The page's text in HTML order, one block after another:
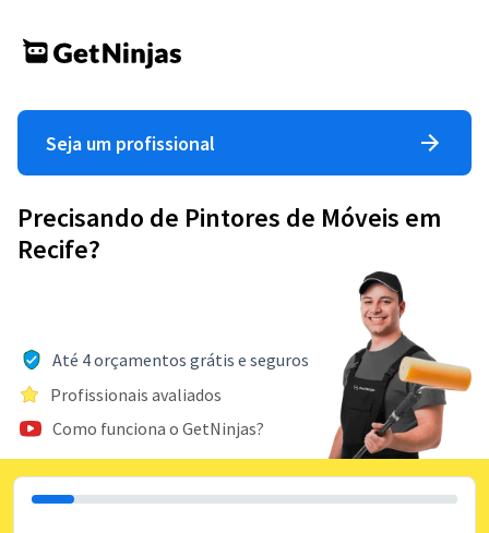
Seja um profissional
Precisando de Pintores de Móveis em
Recife?
Até 4 orçamentos grátis e seguros
Profissionais avaliados
Como funciona o GetNinjas?